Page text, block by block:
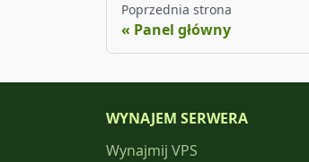
Poprzednia strona
Panel główny
WYNAJEM SERWERA
Wynajmij VPS